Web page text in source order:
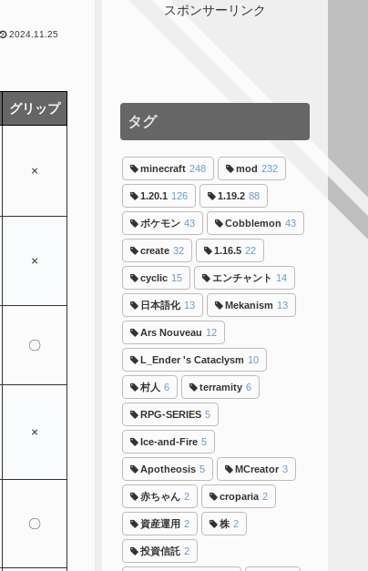
2024.11.25
グリップ
×
×
〇
×
〇
スポンサーリンク
タグ
minecraft 248 mod 232
1.20.1 126 1.19.2 88
ポケモン 43 Cobblemon 43
create 32 1.16.5 22
cyclic 15 エンチャント 14
日本語化 13 Mekanism 13
Ars Nouveau 12
L_Ender 's Cataclysm 10
村人 6 terramity 6
RPG-SERIES 5
Ice-and-Fire 5
Apotheosis 5 MCreator 3
赤ちゃん 2 croparia 2
資産運用 2 株 2
投資信託 2